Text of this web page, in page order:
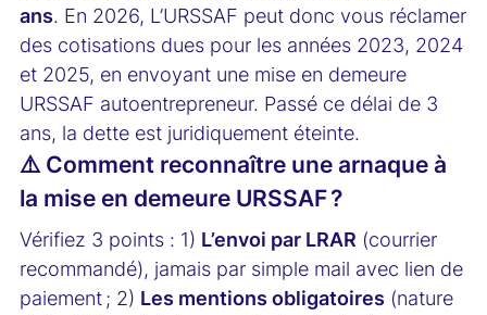
ans. En 2026, L’URSSAF peut donc vous réclamer
des cotisations dues pour les années 2023, 2024
et 2025, en envoyant une mise en demeure
URSSAF autoentrepreneur. Passé ce délai de 3
ans, la dette est juridiquement éteinte.
⚠️ Comment reconnaître une arnaque à
la mise en demeure URSSAF ?
Vérifiez 3 points : 1) L’envoi par LRAR (courrier
recommandé), jamais par simple mail avec lien de
paiement ; 2) Les mentions obligatoires (nature